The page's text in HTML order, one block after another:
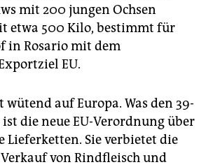
mit 200 jungen Ochsen
etwa 500 Kilo, bestimmt für
in Rosario mit dem
EU.
wütend auf Europa. Was den 39-
die neue EU-Verordnung über
Lieferketten. Sie verbietet die
von Rindfleisch und